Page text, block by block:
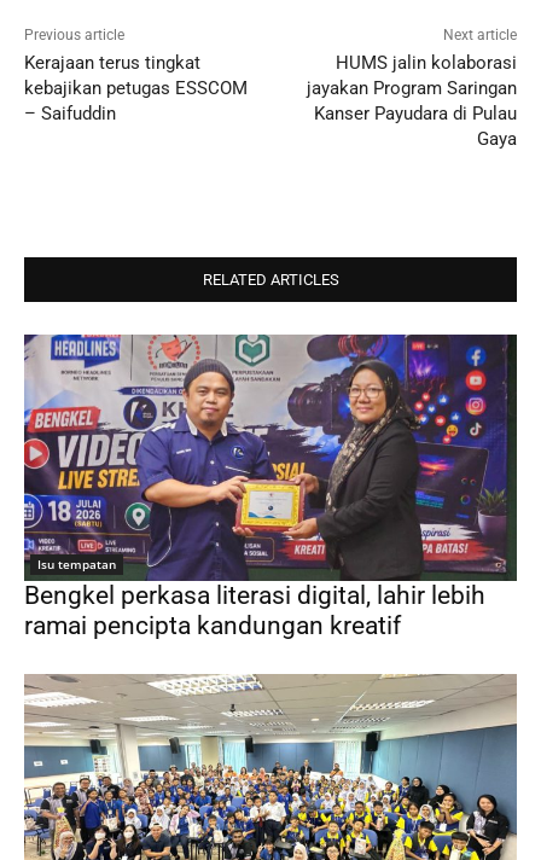
Previous article
Kerajaan terus tingkat
kebajikan petugas ESSCOM
– Saifuddin
Next article
HUMS jalin kolaborasi
jayakan Program Saringan
Kanser Payudara di Pulau
Gaya
RELATED ARTICLES
Isu tempatan
Bengkel perkasa literasi digital, lahir lebih
ramai pencipta kandungan kreatif